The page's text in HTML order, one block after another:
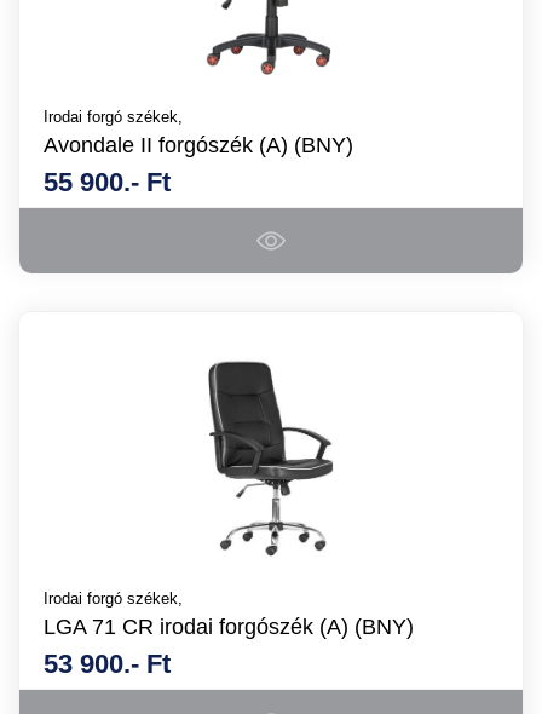
Irodai forgó székek,
Avondale II forgószék (A) (BNY)
55 900.- Ft
Irodai forgó székek,
LGA 71 CR irodai forgószék (A) (BNY)
53 900.- Ft